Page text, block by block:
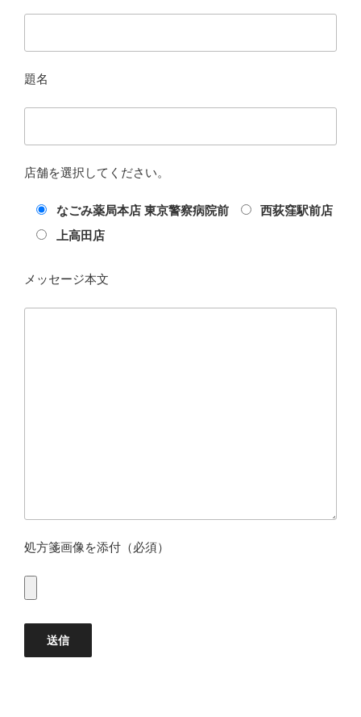
題名
店舗を選択してください。
なごみ薬局本店 東京警察病院前
西荻窪駅前店
上高田店
メッセージ本文
処方箋画像を添付（必須）